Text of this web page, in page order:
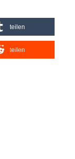
teilen
teilen